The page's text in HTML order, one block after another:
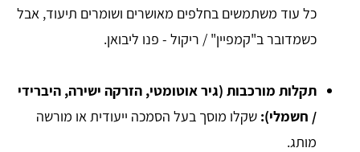
כל עוד משתמשים בחלפים מאושרים ושומרים תיעוד, אבל
כשמדובר ב"קמפיין" / ריקול - פנו ליבואן.
תקלות מורכבות (גיר אוטומטי, הזרקה ישירה, היברידי
/ חשמלי): שקלו מוסך בעל הסמכה ייעודית או מורשה
מותג.